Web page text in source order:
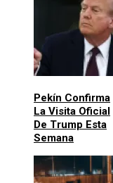
Pekín Confirma
La Visita Oficial
De Trump Esta
Semana